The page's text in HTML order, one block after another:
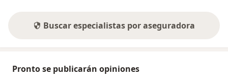
Buscar especialistas por aseguradora
Pronto se publicarán opiniones